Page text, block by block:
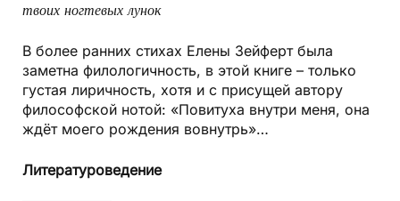
твоих ногтевых лунок
В более ранних стихах Елены Зейферт была
заметна филологичность, в этой книге – только
густая лиричность, хотя и с присущей автору
философской нотой: «Повитуха внутри меня, она
ждёт моего рождения вовнутрь»…
Литературоведение